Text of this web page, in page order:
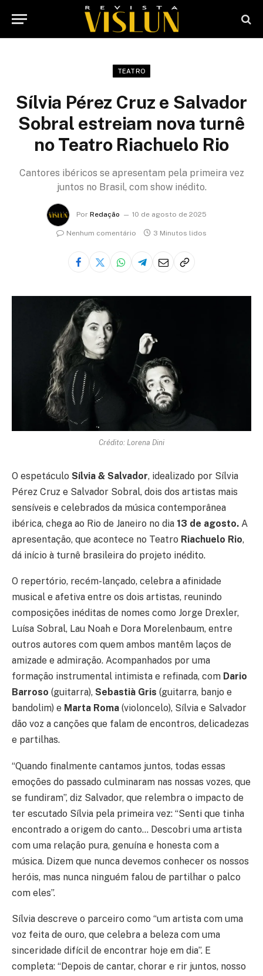
TEATRO
Sílvia Pérez Cruz e Salvador
Sobral estreiam nova turnê
no Teatro Riachuelo Rio
Cantores ibéricos se apresentam pela primeira vez
juntos no Brasil, com show inédito.
Por Redação 10 de agosto de 2025
Nenhum comentário 3 Minutos lidos
Crédito: Lorena Dini
O espetáculo Sílvia & Salvador, idealizado por Sílvia
Pérez Cruz e Salvador Sobral, dois dos artistas mais
sensíveis e celebrados da música contemporânea
ibérica, chega ao Rio de Janeiro no dia 13 de agosto. A
apresentação, que acontece no Teatro Riachuelo Rio,
dá início à turnê brasileira do projeto inédito.
O repertório, recém-lançado, celebra a afinidade
musical e afetiva entre os dois artistas, reunindo
composições inéditas de nomes como Jorge Drexler,
Luísa Sobral, Lau Noah e Dora Morelenbaum, entre
outros autores com quem ambos mantêm laços de
amizade e admiração. Acompanhados por uma
formação instrumental intimista e refinada, com Dario
Barroso (guitarra), Sebastià Gris (guitarra, banjo e
bandolim) e Marta Roma (violoncelo), Sílvia e Salvador
dão voz a canções que falam de encontros, delicadezas
e partilhas.
“Quando finalmente cantamos juntos, todas essas
emoções do passado culminaram nas nossas vozes, que
se fundiram”, diz Salvador, que relembra o impacto de
ter escutado Sílvia pela primeira vez: “Senti que tinha
encontrado a origem do canto… Descobri uma artista
com uma relação pura, genuína e honesta com a
música. Dizem que nunca devemos conhecer os nossos
heróis, mas nunca ninguém falou de partilhar o palco
com eles”.
Sílvia descreve o parceiro como “um artista com uma
voz feita de ouro, que celebra a beleza com uma
sinceridade difícil de encontrar hoje em dia”. E
completa: “Depois de cantar, chorar e rir juntos, nosso